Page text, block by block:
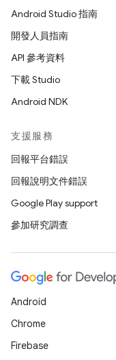
Android Studio 指南
開發人員指南
API 參考資料
下載 Studio
Android NDK
支援服務
回報平台錯誤
回報說明文件錯誤
Google Play support
參加研究調查
Android
Chrome
Firebase